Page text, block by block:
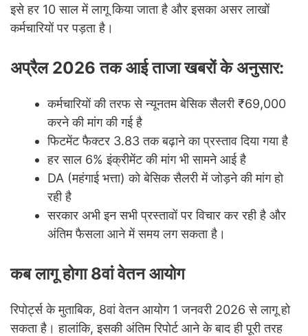
इसे हर 10 साल में लागू किया जाता है और इसका असर लाखों
कर्मचारियों पर पड़ता है।
अप्रैल 2026 तक आई ताजा खबरों के अनुसार:
कर्मचारियों की तरफ से न्यूनतम बेसिक सैलरी ₹69,000
करने की मांग की गई है
फिटमेंट फैक्टर 3.83 तक बढ़ाने का प्रस्ताव दिया गया है
हर साल 6% इंक्रीमेंट की मांग भी सामने आई है
DA (महंगाई भत्ता) को बेसिक सैलरी में जोड़ने की मांग हो
रही है
सरकार अभी इन सभी प्रस्तावों पर विचार कर रही है और
अंतिम फैसला आने में समय लग सकता है।
कब लागू होगा 8वां वेतन आयोग
रिपोर्ट्स के मुताबिक, 8वां वेतन आयोग 1 जनवरी 2026 से लागू हो
सकता है। हालांकि, इसकी अंतिम रिपोर्ट आने के बाद ही पूरी तरह